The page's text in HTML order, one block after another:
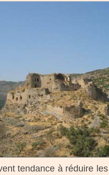
tendance à réduire